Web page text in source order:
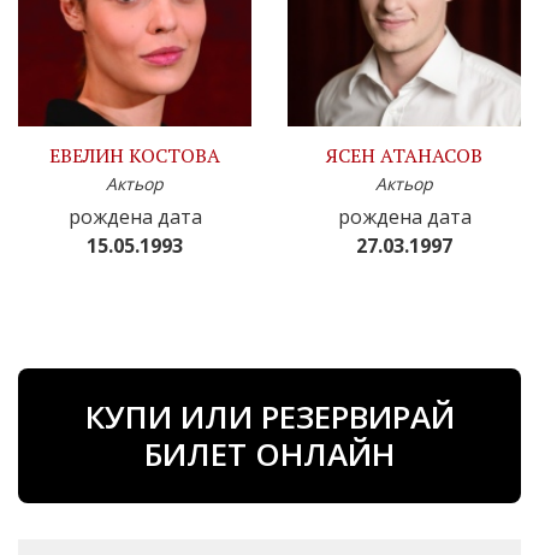
ЕВЕЛИН КОСТОВА
Актьор
рождена дата
15.05.1993
ЯСЕН АТАНАСОВ
Актьор
рождена дата
27.03.1997
КУПИ ИЛИ РЕЗЕРВИРАЙ
БИЛЕТ ОНЛАЙН